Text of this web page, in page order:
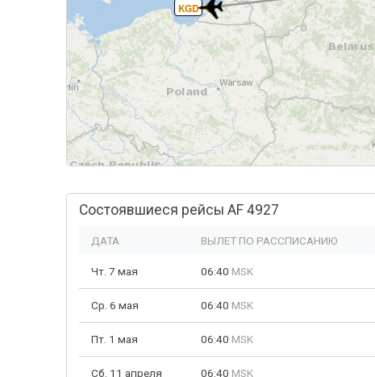
KGD
Состоявшиеся рейсы AF 4927
ДАТА ВЫЛЕТ ПО РАССПИСАНИЮ
Чт. 7 мая 06:40 MSK
Ср. 6 мая 06:40 MSK
Пт. 1 мая 06:40 MSK
Сб. 11 апреля 06:40 MSK